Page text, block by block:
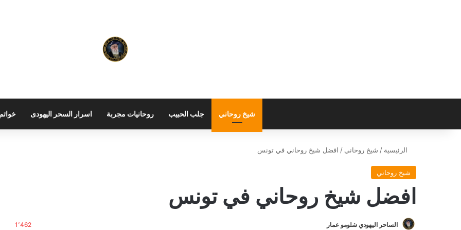
شيخ روحاني جلب الحبيب روحانيات مجربة اسرار السحر اليهودى
الرئيسية / شيخ روحاني / افضل شيخ روحاني في تونس
شيخ روحاني
افضل شيخ روحاني في تونس
الساحر اليهودي شلومو عمار 1٬462